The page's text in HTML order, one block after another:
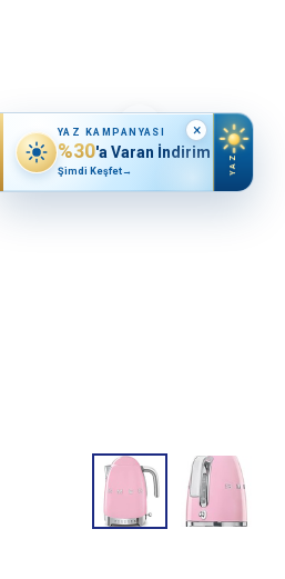
YAZ KAMPANYASI
%30'a Varan İndirim
Şimdi Keşfet→ YAZ
×